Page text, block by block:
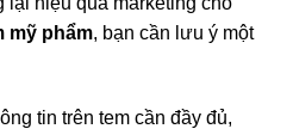
mỹ phẩm, bạn cần lưu ý một
tin trên tem cần đầy đủ,